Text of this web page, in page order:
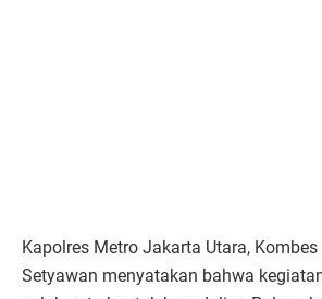
Kapolres Metro Jakarta Utara,
Setyawan menyatakan bahwa